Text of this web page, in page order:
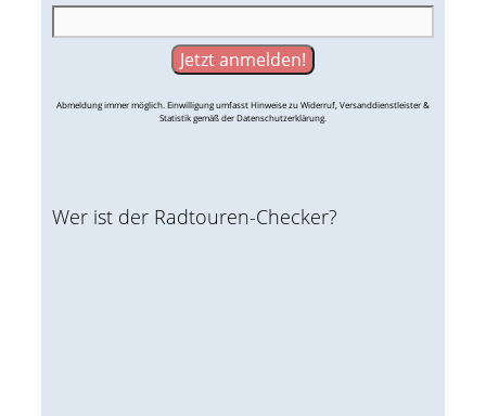
Abmeldung immer möglich. Einwilligung umfasst Hinweise zu Widerruf, Versanddienstleister &
Statistik gemäß der Datenschutzerklärung.
Wer ist der Radtouren-Checker?